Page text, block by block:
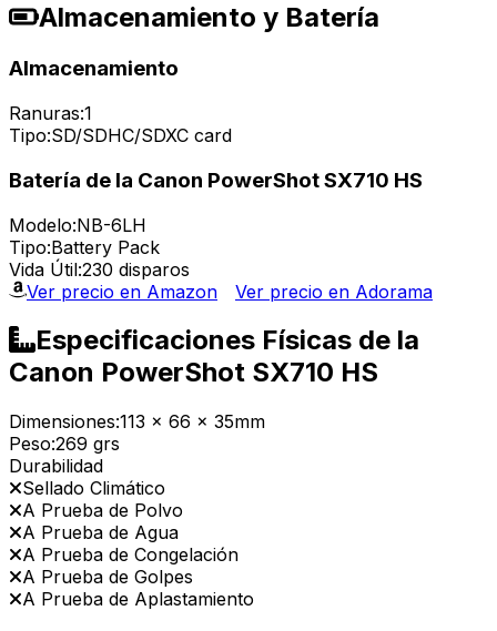
Almacenamiento y Batería
Almacenamiento
Ranuras:1
Tipo:SD/SDHC/SDXC card
Batería de la Canon PowerShot SX710 HS
Modelo:NB-6LH
Tipo:Battery Pack
Vida Útil:230 disparos
Ver precio en Amazon
Ver precio en Adorama
Especificaciones Físicas de la
Canon PowerShot SX710 HS
Dimensiones:113 x 66 x 35mm
Peso:269 grs
Durabilidad
Sellado Climático
A Prueba de Polvo
A Prueba de Agua
A Prueba de Congelación
A Prueba de Golpes
A Prueba de Aplastamiento